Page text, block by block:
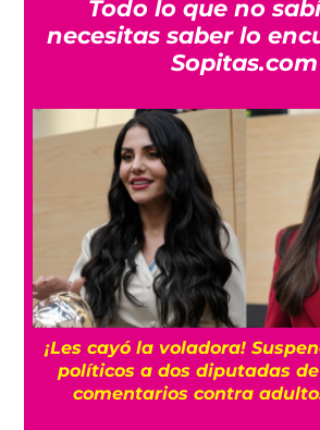
Todo lo que no
necesitas saber lo
Sopitas.com
¡Les cayó la voladora!
políticos a dos diputadas
comentarios contra